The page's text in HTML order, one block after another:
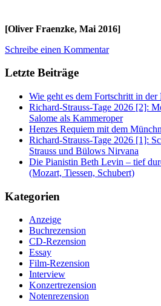
[Oliver Fraenzke, Mai 2016]
Schreibe einen Kommentar
Letzte Beiträge
Wie geht es dem Fortschritt in der
Richard-Strauss-Tage 2026 [2]:
Salome als Kammeroper
Henzes Requiem mit dem
Richard-Strauss-Tage 2026 [1]:
Strauss und Bülows Nirvana
Die Pianistin Beth Levin – tief
(Mozart, Tiessen, Schubert)
Kategorien
Anzeige
Buchrezension
CD-Rezension
Essay
Film-Rezension
Interview
Konzertrezension
Notenrezension